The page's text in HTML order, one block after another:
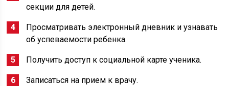
секции для детей.
Просматривать электронный дневник и узнавать
об успеваемости ребенка.
Получить доступ к социальной карте ученика.
Записаться на прием к врачу.